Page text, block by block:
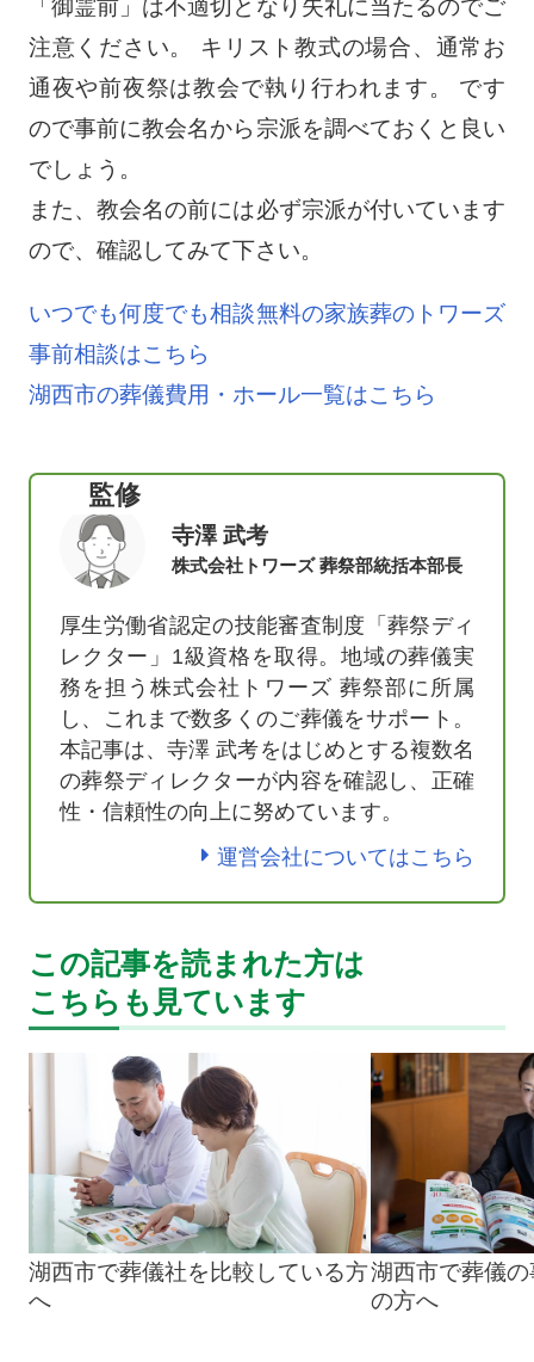
「御霊前」は不適切となり失礼に当たるのでご
注意ください。 キリスト教式の場合、通常お
通夜や前夜祭は教会で執り行われます。 です
ので事前に教会名から宗派を調べておくと良い
でしょう。
また、教会名の前には必ず宗派が付いています
ので、確認してみて下さい。
いつでも何度でも相談無料の家族葬のトワーズ
事前相談はこちら
湖西市の葬儀費用・ホール一覧はこちら
監修
寺澤 武考
株式会社トワーズ 葬祭部統括本部長
厚生労働省認定の技能審査制度「葬祭ディ
レクター」1級資格を取得。地域の葬儀実
務を担う株式会社トワーズ 葬祭部に所属
し、これまで数多くのご葬儀をサポート。
本記事は、寺澤 武考をはじめとする複数名
の葬祭ディレクターが内容を確認し、正確
性・信頼性の向上に努めています。
運営会社についてはこちら
この記事を読まれた方は
こちらも見ています
湖西市で葬儀社を比較している方
へ
湖西市で葬儀
の方へ